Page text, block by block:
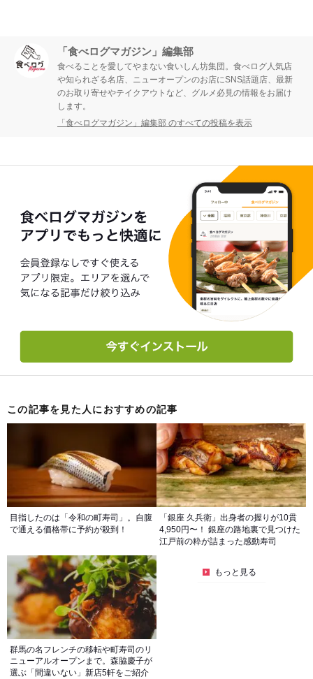
「食べログマガジン」編集部
食べることを愛してやまない食いしん坊集団。食べログ人気店
や知られざる名店、ニューオープンのお店にSNS話題店、最新
のお取り寄せやテイクアウトなど、グルメ必見の情報をお届け
します。
「食べログマガジン」編集部 のすべての投稿を表示
この記事を見た人におすすめの記事
目指したのは「令和の町寿司」。自腹
で通える価格帯に予約が殺到！
「銀座 久兵衛」出身者の握りが10貫
4,950円〜！ 銀座の路地裏で見つけた
江戸前の粋が詰まった感動寿司
群馬の名フレンチの移転や町寿司のリ
ニューアルオープンまで。森脇慶子が
選ぶ「間違いない」新店5軒をご紹介
もっと見る